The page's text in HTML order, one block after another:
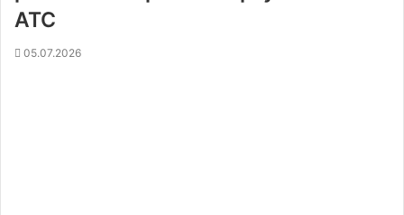
АТС
05.07.2026